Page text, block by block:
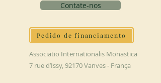
Contate-nos
Pedido de financiamento
Associatio Internationalis Monastica
7 rue d’Issy, 92170 Vanves - França